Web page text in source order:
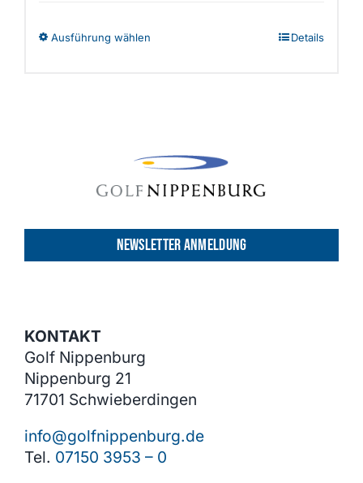
Ausführung wählen
Die
Optionen
auf
der
Details
NEWSLETTER ANMELDUNG
KONTAKT
Golf Nippenburg
Nippenburg 21
71701 Schwieberdingen
info@golfnippenburg.de
Tel. 07150 3953 – 0